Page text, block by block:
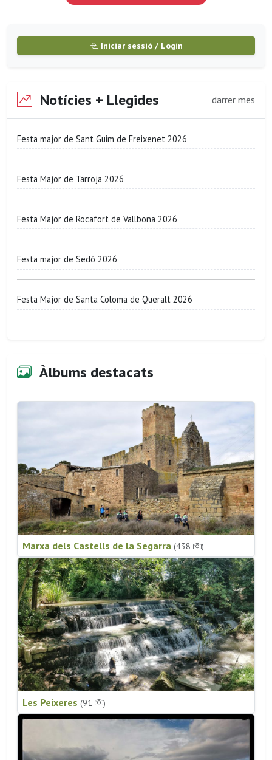
Iniciar sessió / Login
Notícies + Llegides darrer mes
Festa major de Sant Guim de Freixenet 2026
Festa Major de Tarroja 2026
Festa Major de Rocafort de Vallbona 2026
Festa major de Sedó 2026
Festa Major de Santa Coloma de Queralt 2026
Àlbums destacats
Marxa dels Castells de la Segarra (438 )
Les Peixeres (91 )